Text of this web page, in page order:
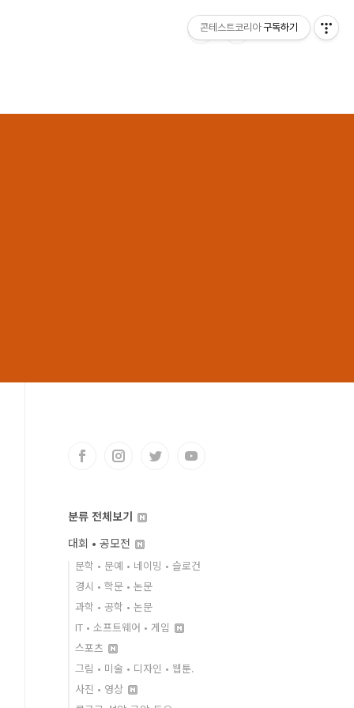
분류 전체보기
대회 • 공모전
문학 • 문예 • 네이밍 • 슬로건
경시 • 학문 • 논문
과학 • 공학 • 논문
IT • 소프트웨어 • 게임
스포츠
그림 • 미술 • 디자인 • 웹툰.
사진 • 영상
콘테스트코리아 구독하기